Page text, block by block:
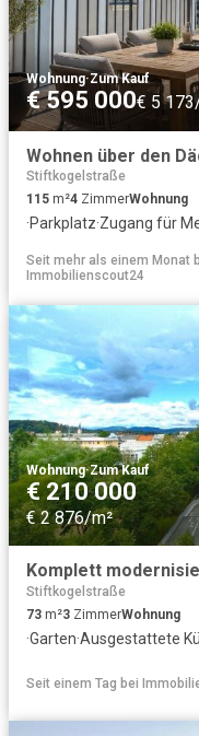
Wohnung·Zum Kauf
€ 595 000€ 5
Wohnen über den
Stiftkogelstraße
115 m²4 ZimmerWohnung
·Parkplatz·Zugang für
Seit mehr als einem Monat
Immobilienscout24
Wohnung·Zum Kauf
€ 210 000
€ 2 876/m²
Komplett
Stiftkogelstraße
73 m²3 ZimmerWohnung
·Garten·Ausgestattete
Seit einem Tag bei